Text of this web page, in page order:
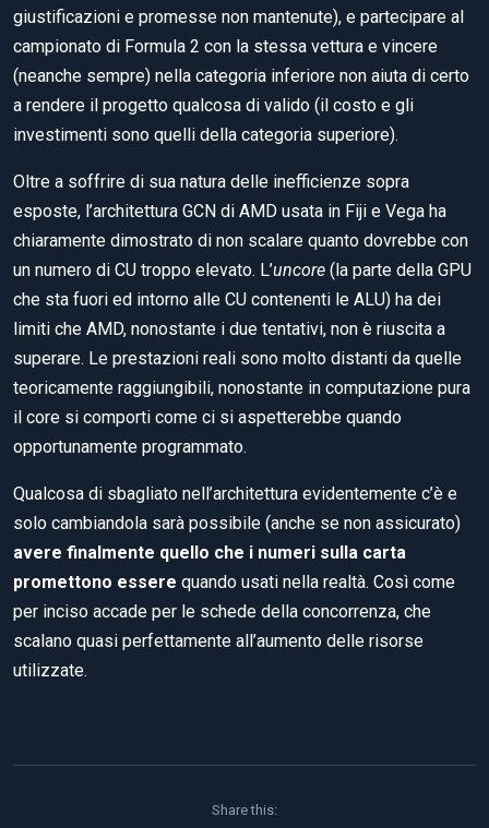
giustificazioni e promesse non mantenute), e partecipare al
campionato di Formula 2 con la stessa vettura e vincere
(neanche sempre) nella categoria inferiore non aiuta di certo
a rendere il progetto qualcosa di valido (il costo e gli
investimenti sono quelli della categoria superiore).
Oltre a soffrire di sua natura delle inefficienze sopra
esposte, l’architettura GCN di AMD usata in Fiji e Vega ha
chiaramente dimostrato di non scalare quanto dovrebbe con
un numero di CU troppo elevato. L’uncore (la parte della GPU
che sta fuori ed intorno alle CU contenenti le ALU) ha dei
limiti che AMD, nonostante i due tentativi, non è riuscita a
superare. Le prestazioni reali sono molto distanti da quelle
teoricamente raggiungibili, nonostante in computazione pura
il core si comporti come ci si aspetterebbe quando
opportunamente programmato.
Qualcosa di sbagliato nell’architettura evidentemente c’è e
solo cambiandola sarà possibile (anche se non assicurato)
avere finalmente quello che i numeri sulla carta
promettono essere quando usati nella realtà. Così come
per inciso accade per le schede della concorrenza, che
scalano quasi perfettamente all’aumento delle risorse
utilizzate.
Share this: